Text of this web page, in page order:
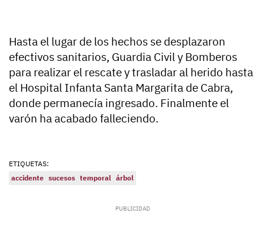
Hasta el lugar de los hechos se desplazaron
efectivos sanitarios, Guardia Civil y Bomberos
para realizar el rescate y trasladar al herido hasta
el Hospital Infanta Santa Margarita de Cabra,
donde permanecía ingresado. Finalmente el
varón ha acabado falleciendo.
ETIQUETAS:
accidente sucesos temporal árbol